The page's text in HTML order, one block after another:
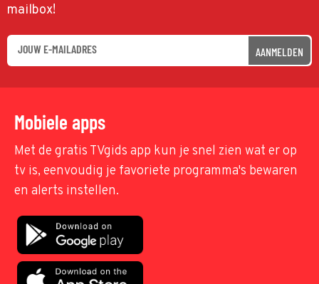
mailbox!
AANMELDEN
Mobiele apps
Met de gratis TVgids app kun je snel zien wat er op
tv is, eenvoudig je favoriete programma's bewaren
en alerts instellen.